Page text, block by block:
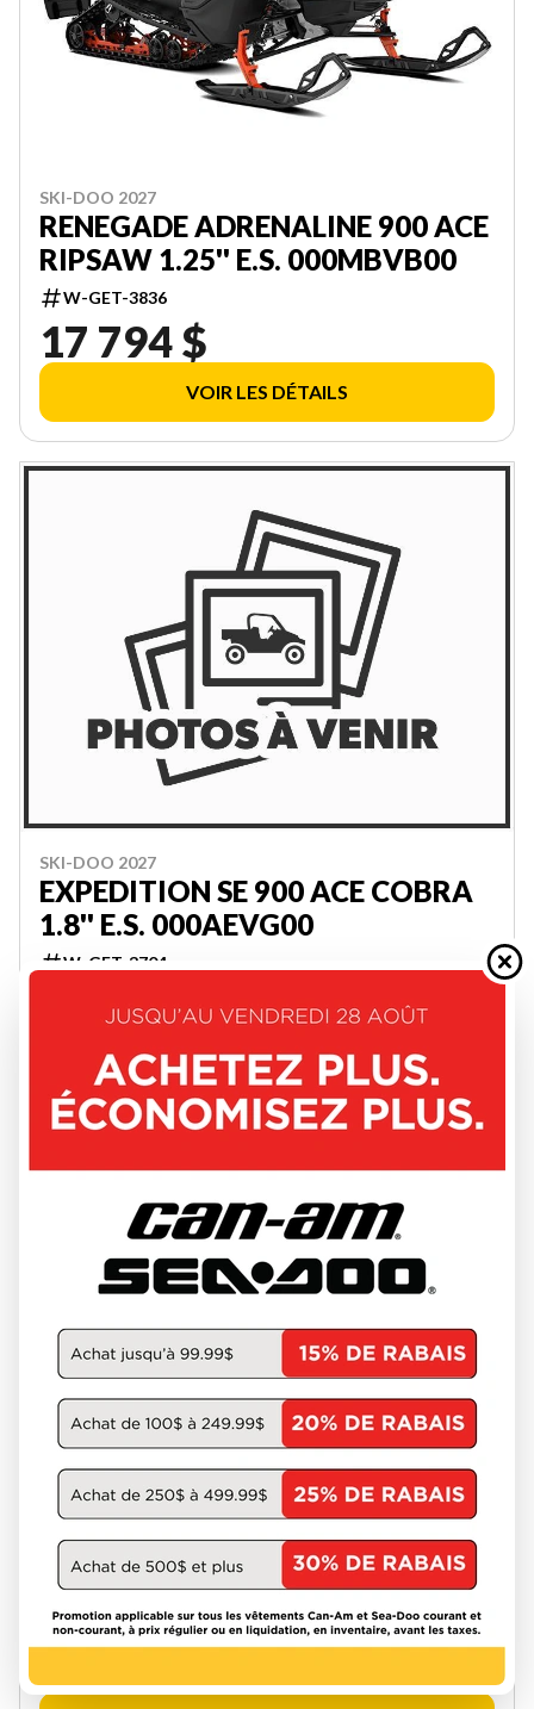
SKI-DOO 2027
RENEGADE ADRENALINE 900 ACE
RIPSAW 1.25'' E.S. 000MBVB00
W-GET-3836
17 794 $
VOIR LES DÉTAILS
SKI-DOO 2027
EXPEDITION SE 900 ACE COBRA
1.8'' E.S. 000AEVG00
W-GET-3704
20 644 $
VOIR LES DÉTAILS
EXPEDITION SE 900 ACE
CROSSCUT 1.5'' E.S. 000AEVA00
W-GET-3698
20 044 $